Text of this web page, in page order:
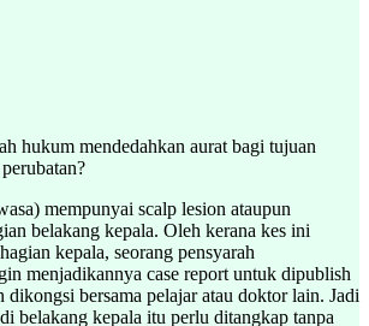
hukum mendedahkan aurat bagi tujuan
mempunyai scalp lesion ataupun
belakang kepala. Oleh kerana kes ini
kepala, seorang pensyarah
menjadikannya case report untuk dipublish
dikongsi bersama pelajar atau doktor lain. Jadi
belakang kepala itu perlu ditangkap tanpa